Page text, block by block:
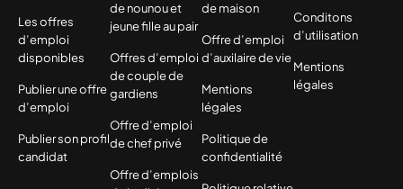
Les offres
d’emploi
disponibles
Publier une offre
d’emploi
Publier son profil
candidat
de nounou et
jeune fille au pair
Offres d’emploi
de couple de
gardiens
Offre d’emploi
de chef privé
Offre d’emplois
de maison
Offre d’emploi
d’auxilaire de vie
Mentions
légales
Politique de
confidentialité
Conditons
d’utilisation
Mentions
légales